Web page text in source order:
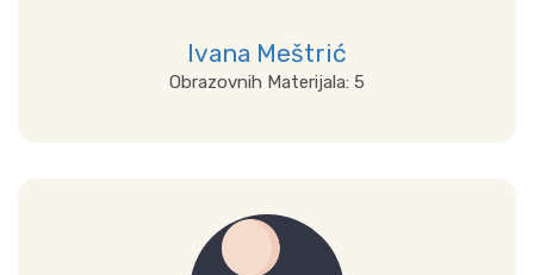
Ivana Meštrić
Obrazovnih Materijala: 5
Prikaži sve